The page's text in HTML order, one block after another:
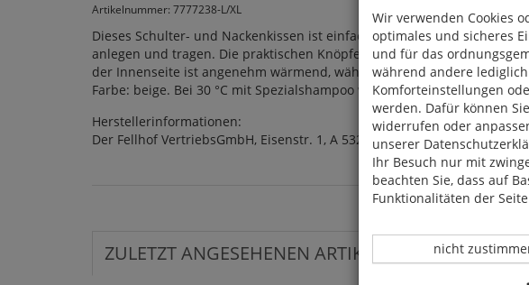
Artikelnummer: 7777238-L/XL
Dieses Schulter- und Nackenkissen ist einfach ideal, um sich nach
anlegen und tragen. Die praktischen Knöpfe mit elastischen Ösen
der Innenseite ist angenehm wärmend, während die Baumwolle auf
Farbe: beige. Bei 30 °C mit Spezialshampoo waschbar. Lieferbare
Herstellerinformationen:
Der Fellhof VertriebsGmbH, Eisenstr. 1, A 5322 Hof bei Salzburg,
ZULETZT ANGESEHENEN ARTIKEL:
Wir verwenden Cookies
optimales und sicheres
und für das
während andere
Komforteinstellungen
werden. Dafür können
widerrufen oder
unserer
Ihr Besuch nur mit
beachten Sie, dass auf
Funktionalitäten der
nicht